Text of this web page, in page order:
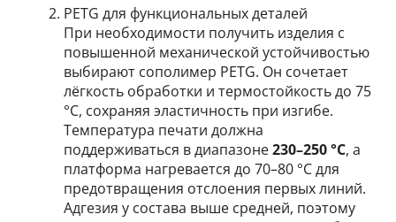
PETG для функциональных деталей
При необходимости получить изделия с
повышенной механической устойчивостью
выбирают сополимер PETG. Он сочетает
лёгкость обработки и термостойкость до 75
°C, сохраняя эластичность при изгибе.
Температура печати должна
поддерживаться в диапазоне230–250 °C, а
платформа нагревается до 70–80 °C для
предотвращения отслоения первых линий.
Адгезия у состава выше средней, поэтому